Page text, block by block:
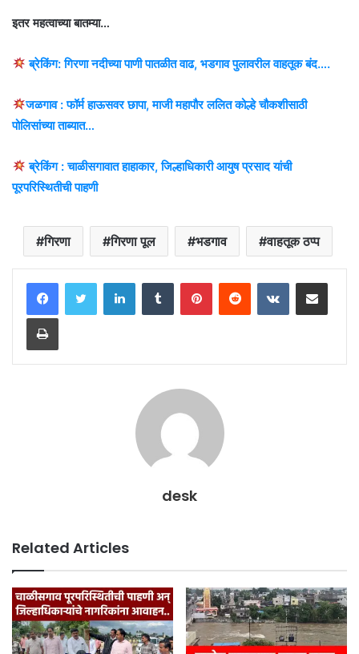
इतर महत्वाच्या बातम्या…
ब्रेकिंग: गिरणा नदीच्या पाणी पातळीत वाढ, भडगाव पुलावरील वाहतूक बंद….
जळगाव : फॉर्म हाऊसवर छापा, माजी महापौर ललित कोल्हे चौकशीसाठी
पोलिसांच्या ताब्यात…
ब्रेकिंग : चाळीसगावात हाहाकार, जिल्हाधिकारी आयुष प्रसाद यांची
पूरपरिस्थितीची पाहणी
गिरणा गिरणा पूल भडगाव वाहतूक ठप्प
LinkedInTumblr PinterestReddit VKontakteShare via Email
Print
desk
Related Articles